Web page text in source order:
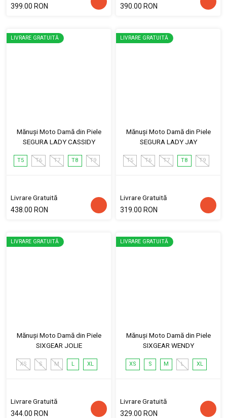
399.00 RON
390.00 RON
LIVRARE GRATUITĂ
Mănuși Moto Damă din Piele
SEGURA LADY CASSIDY
T5 T6 T7 T8 T9
Livrare Gratuită
438.00 RON
LIVRARE GRATUITĂ
Mănuși Moto Damă din Piele
SEGURA LADY JAY
T5 T6 T7 T8 T9
Livrare Gratuită
319.00 RON
LIVRARE GRATUITĂ
Mănuși Moto Damă din Piele
SIXGEAR JOLIE
XS S M L XL
Livrare Gratuită
344.00 RON
LIVRARE GRATUITĂ
Mănuși Moto Damă din Piele
SIXGEAR WENDY
XS S M L XL
Livrare Gratuită
329.00 RON